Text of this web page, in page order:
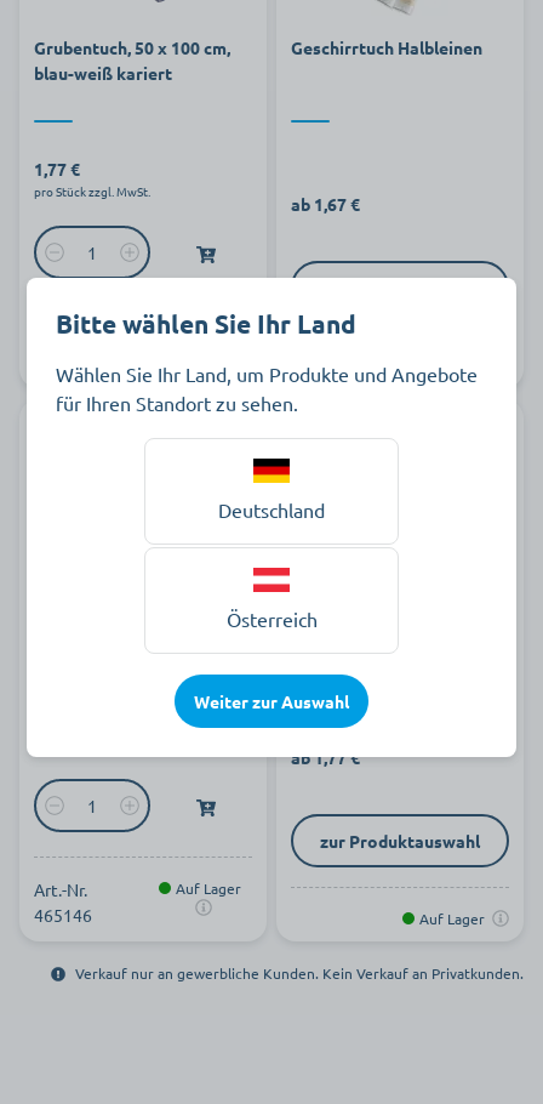
Grubentuch, 50 x 100 cm,
blau-weiß kariert
1,77 €
pro Stück zzgl. MwSt.
Art.-Nr.
Auf Lager
Geschirrtuch Halbleinen
ab 1,67 €
Auf Lager
Art.-Nr.
465146
Auf Lager
ab 1,77 €
zur Produktauswahl
Auf Lager
Verkauf nur an gewerbliche Kunden. Kein Verkauf an Privatkunden.
Bitte wählen Sie Ihr Land
Wählen Sie Ihr Land, um Produkte und Angebote
für Ihren Standort zu sehen.
Deutschland
Österreich
Weiter zur Auswahl